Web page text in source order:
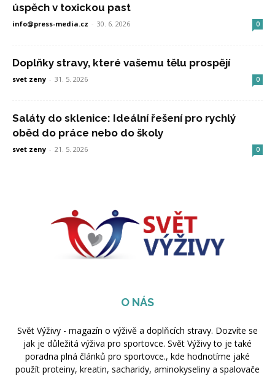
úspěch v toxickou past
info@press-media.cz - 30. 6. 2026 0
Doplňky stravy, které vašemu tělu prospějí
svet zeny - 31. 5. 2026 0
Saláty do sklenice: Ideální řešení pro rychlý
oběd do práce nebo do školy
svet zeny - 21. 5. 2026 0
O NÁS
Svět Výživy - magazín o výživě a doplňcích stravy. Dozvíte se
jak je důležitá výživa pro sportovce. Svět Výživy to je také
poradna plná článků pro sportovce., kde hodnotíme jaké
použít proteiny, kreatin, sacharidy, aminokyseliny a spalovače